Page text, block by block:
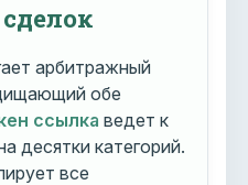
арбитражный
обе
ссылка ведет к
десятки категорий.
все